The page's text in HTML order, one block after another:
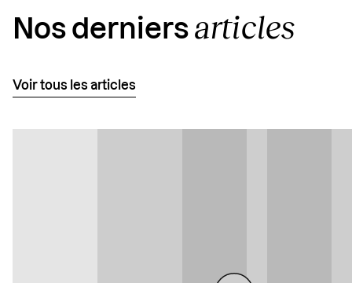
Nos derniers articles
Voir tous les articles